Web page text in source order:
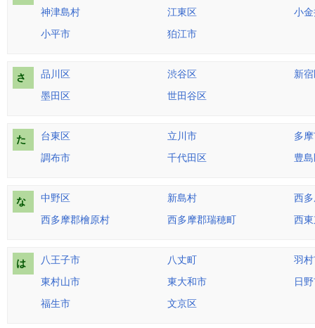
神津島村
江東区
小
小平市
狛江市
さ 品川区 渋谷区
新
墨田区
世田谷区
た 台東区 立川市
多
調布市
千代田区 豊
な 中野区 新島村
西
西多摩郡檜原村
西多摩郡瑞穂町 西
は 八王子市 八丈町
羽
東村山市
東大和市
日
福生市
文京区